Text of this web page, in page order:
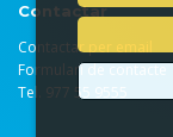
Contactar
Contactar per email
Formulari de contacte
Tel. 977 55 9555